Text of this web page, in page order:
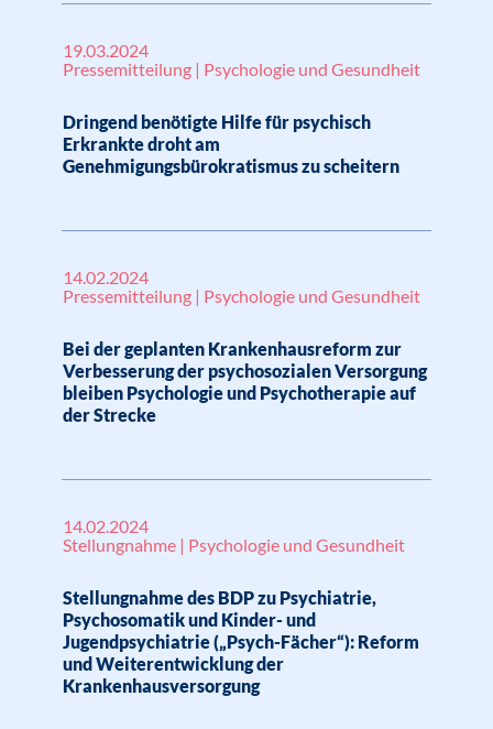
19.03.2024
Pressemitteilung | Psychologie und Gesundheit
Dringend benötigte Hilfe für psychisch
Erkrankte droht am
Genehmigungsbürokratismus zu scheitern
14.02.2024
Pressemitteilung | Psychologie und Gesundheit
Bei der geplanten Krankenhausreform zur
Verbesserung der psychosozialen Versorgung
bleiben Psychologie und Psychotherapie auf
der Strecke
14.02.2024
Stellungnahme | Psychologie und Gesundheit
Stellungnahme des BDP zu Psychiatrie,
Psychosomatik und Kinder- und
Jugendpsychiatrie („Psych-Fächer“): Reform
und Weiterentwicklung der
Krankenhausversorgung